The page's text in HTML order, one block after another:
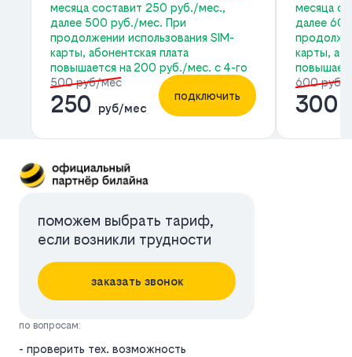
месяца составит 250 руб./мес.,
далее 500 руб./мес. При
продолжении использования SIM-
карты, абонентская плата
повышается на 200 руб./мес. с 4-го
500 руб/мес
250 руб/мес
подключить
месяца
далее
карты,
600 руб/
300
поможем выбрать тариф,
если возникли трудности
заказать звонок
по вопросам:
- проверить тех. возможность